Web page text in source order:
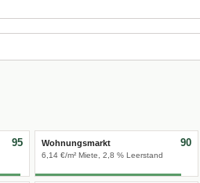
95 Wohnungsmarkt
6,14 €/m² Miete, 2,8 % Leerstand
90